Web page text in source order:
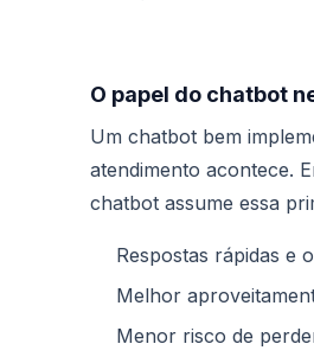
O papel do chatbot
Um chatbot bem
atendimento acontece.
chatbot assume essa
Respostas rápidas e
Melhor
Menor risco de